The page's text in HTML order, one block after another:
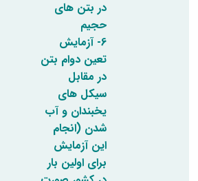
در بتن های
حجیم
6- آزمایش
تعین دوام بتن
در مقابل
سیکل های
یخبندان و آب
شدن (انجام
این آزمایش
برای اولین بار